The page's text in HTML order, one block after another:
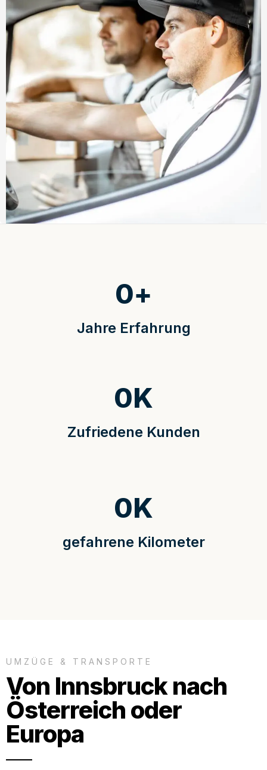
Jahre Erfahrung
0+
Zufriedene Kunden
0K
gefahrene Kilometer
0K
UMZÜGE & TRANSPORTE
Von Innsbruck nach
Österreich oder
Europa